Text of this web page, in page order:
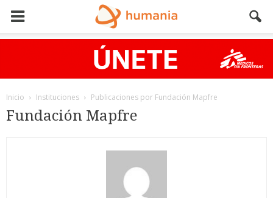
Inicio Instituciones Publicaciones por Fundación Mapfre
Fundación Mapfre